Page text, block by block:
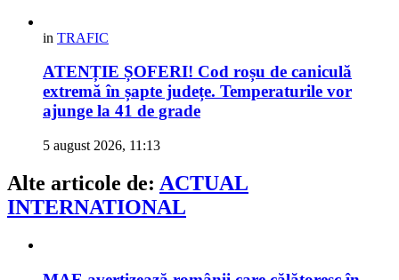
in TRAFIC
ATENȚIE ȘOFERI! Cod roșu de caniculă
extremă în șapte județe. Temperaturile vor
ajunge la 41 de grade
5 august 2026, 11:13
Alte articole de: ACTUAL
INTERNATIONAL